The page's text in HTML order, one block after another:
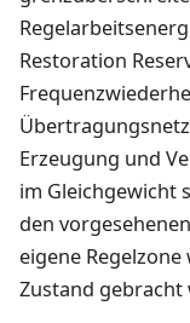
Restoration
Erzeugung und
im Gleichgewicht
den
eigene
Zustand gebracht